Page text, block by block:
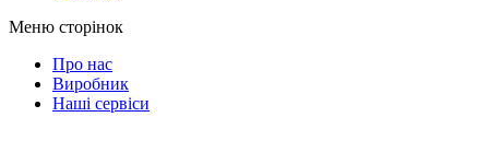
Меню сторінок
Про нас
Виробник
Наші сервіси